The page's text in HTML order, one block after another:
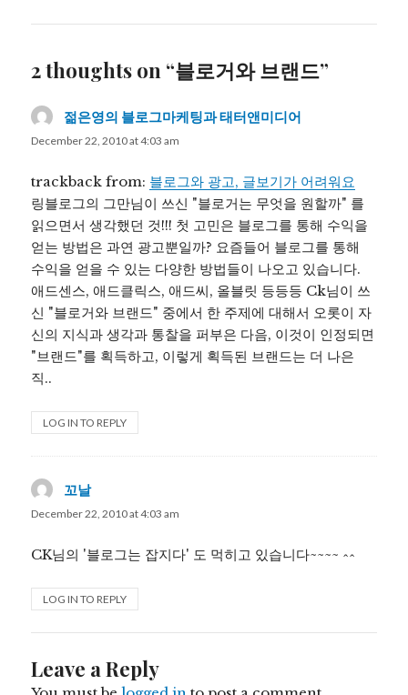
2 thoughts on “블로거와 브랜드”
젊은영의 블로그마케팅과 태터앤미디어
December 22, 2010 at 4:03 am
trackback from: 블로그와 광고, 글보기가 어려워요
링블로그의 그만님이 쓰신 "블로거는 무엇을 원할까" 를
읽으면서 생각했던 것!!! 첫 고민은 블로그를 통해 수익을
얻는 방법은 과연 광고뿐일까? 요즘들어 블로그를 통해
수익을 얻을 수 있는 다양한 방법들이 나오고 있습니다.
애드센스, 애드클릭스, 애드씨, 올블릿 등등등 Ck님이 쓰
신 "블로거와 브랜드" 중에서 한 주제에 대해서 오롯이 자
신의 지식과 생각과 통찰을 퍼부은 다음, 이것이 인정되면
"브랜드"를 획득하고, 이렇게 획득된 브랜드는 더 나은
직..
LOG IN TO REPLY
꼬날says:
December 22, 2010 at 4:03 am
CK님의 '블로그는 잡지다' 도 먹히고 있습니다~~~~ ^^
LOG IN TO REPLY
Leave a Reply